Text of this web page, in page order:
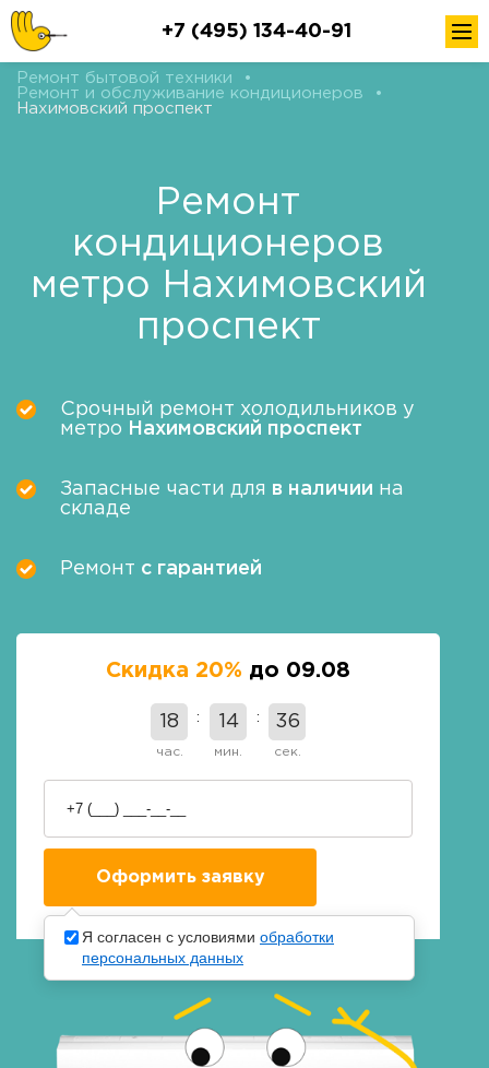
+7 (495) 134-40-91
Ремонт бытовой техники
•
Ремонт и обслуживание кондиционеров
•
Нахимовский проспект
Ремонт
кондиционеров
метро Нахимовский
проспект
Срочный ремонт холодильников у
метро
Нахимовский проспект
Запасные части для в наличии на
складе
Ремонт с гарантией
Скидка 20% до 09.08
18
час.
14
мин.
36
сек.
Я согласен с условиями обработки
персональных данных